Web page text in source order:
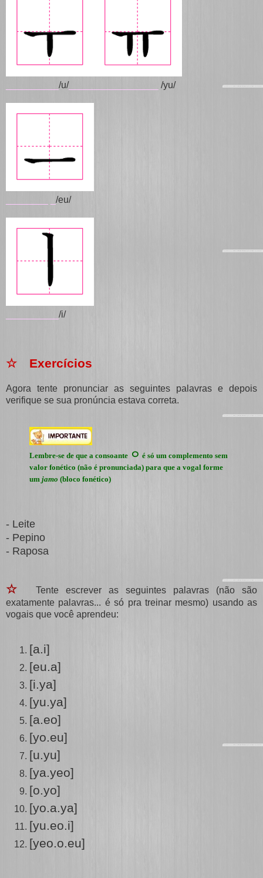
/u/_________________ /yu/
/eu/
/i/
☆ Exercícios
Agora tente pronunciar as seguintes palavras e depois
verifique se sua pronúncia estava correta.
Lembre-se de que a consoante ㅇ é só um complemento sem
valor fonético (não é pronunciada) para que a vogal forme
um jamo (bloco fonético)
- Leite
- Pepino
- Raposa
☆
Tente escrever as seguintes palavras (não são
exatamente palavras... é só pra treinar mesmo) usando as
vogais que você aprendeu:
[a.i]
[eu.a]
[i.ya]
[yu.ya]
[a.eo]
[yo.eu]
[u.yu]
[ya.yeo]
[o.yo]
[yo.a.ya]
[yu.eo.i]
[yeo.o.eu]